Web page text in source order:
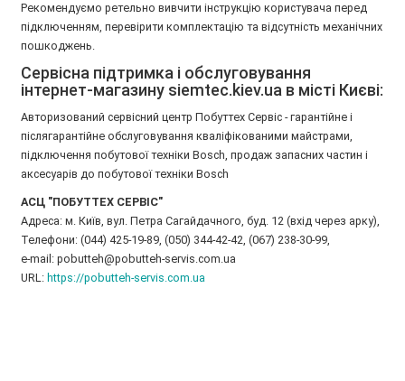
Рекомендуємо ретельно вивчити інструкцію користувача перед
підключенням, перевірити комплектацію та відсутність механічних
пошкоджень.
Сервісна підтримка і обслуговування
інтернет-магазину siemtec.kiev.ua в місті Києві:
Авторизований сервісний центр Побуттех Сервіс - гарантійне і
післягарантійне обслуговування кваліфікованими майстрами,
підключення побутової техніки Bosch, продаж запасних частин і
аксесуарів до побутової техніки Bosch
АСЦ "ПОБУТТЕХ СЕРВІС"
Адреса: м. Київ, вул. Петра Сагайдачного, буд. 12 (вхід через арку),
Телефони: (044) 425-19-89, (050) 344-42-42, (067) 238-30-99,
e-mail: pobutteh@pobutteh-servis.com.ua
URL: https://pobutteh-servis.com.ua